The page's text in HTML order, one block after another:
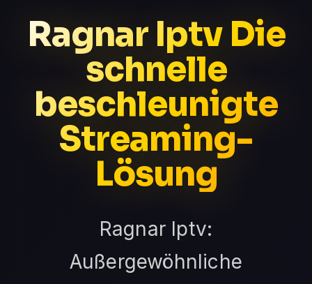
Ragnar Iptv Die
schnelle
beschleunigte
Streaming-
Lösung
Ragnar Iptv:
Außergewöhnliche